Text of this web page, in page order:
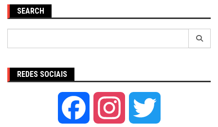
SEARCH
REDES SOCIAIS
Facebook Instagram